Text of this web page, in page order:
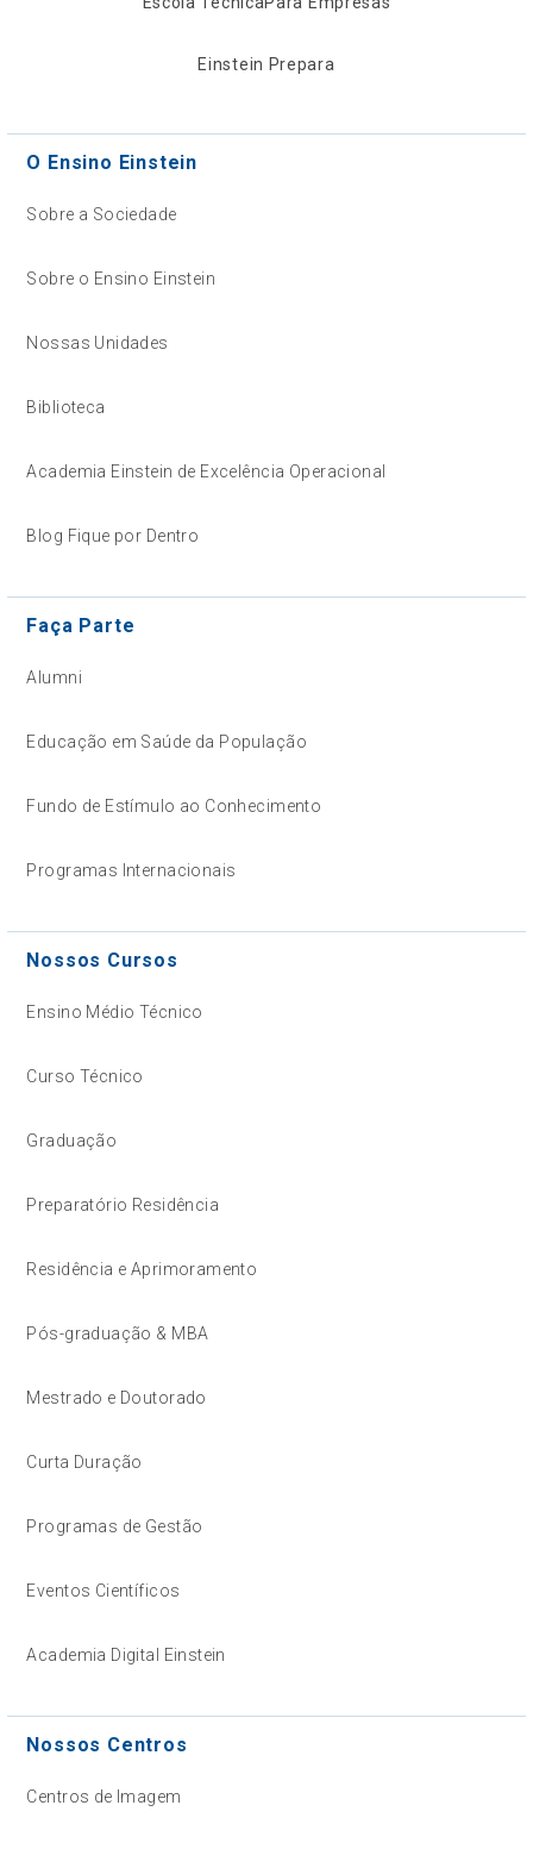
Einstein Prepara
O Ensino Einstein
Sobre a Sociedade
Sobre o Ensino Einstein
Nossas Unidades
Biblioteca
Academia Einstein de Excelência Operacional
Blog Fique por Dentro
Faça Parte
Alumni
Educação em Saúde da População
Fundo de Estímulo ao Conhecimento
Programas Internacionais
Nossos Cursos
Ensino Médio Técnico
Curso Técnico
Graduação
Preparatório Residência
Residência e Aprimoramento
Pós-graduação & MBA
Mestrado e Doutorado
Curta Duração
Programas de Gestão
Eventos Científicos
Academia Digital Einstein
Nossos Centros
Centros de Imagem